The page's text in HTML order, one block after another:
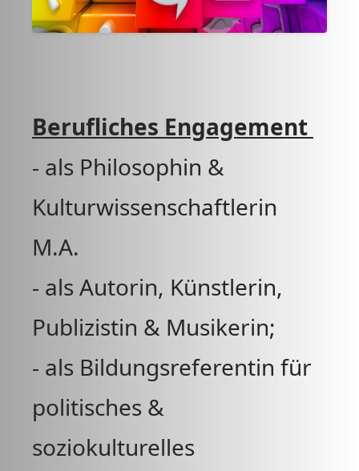
Berufliches Engagement
- als Philosophin &
Kulturwissenschaftlerin
M.A.
- als Autorin, Künstlerin,
Publizistin & Musikerin;
- als Bildungsreferentin für
politisches &
soziokulturelles